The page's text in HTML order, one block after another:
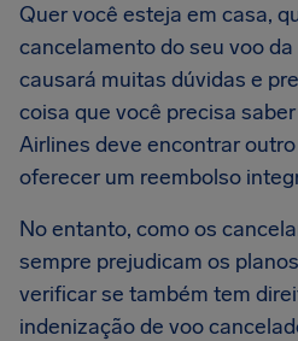
Quer você esteja em casa,
cancelamento do seu voo
causará muitas dúvidas e
coisa que você precisa
Airlines deve encontrar
oferecer um reembolso
No entanto, como os
sempre prejudicam os
verificar se também tem
indenização de voo